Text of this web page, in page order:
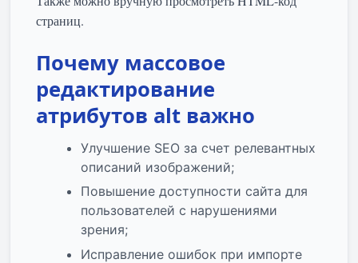
страниц.
Почему массовое
редактирование
атрибутов alt важно
Улучшение SEO за счет релевантных
описаний изображений;
Повышение доступности сайта для
пользователей с нарушениями
зрения;
Исправление ошибок при импорте